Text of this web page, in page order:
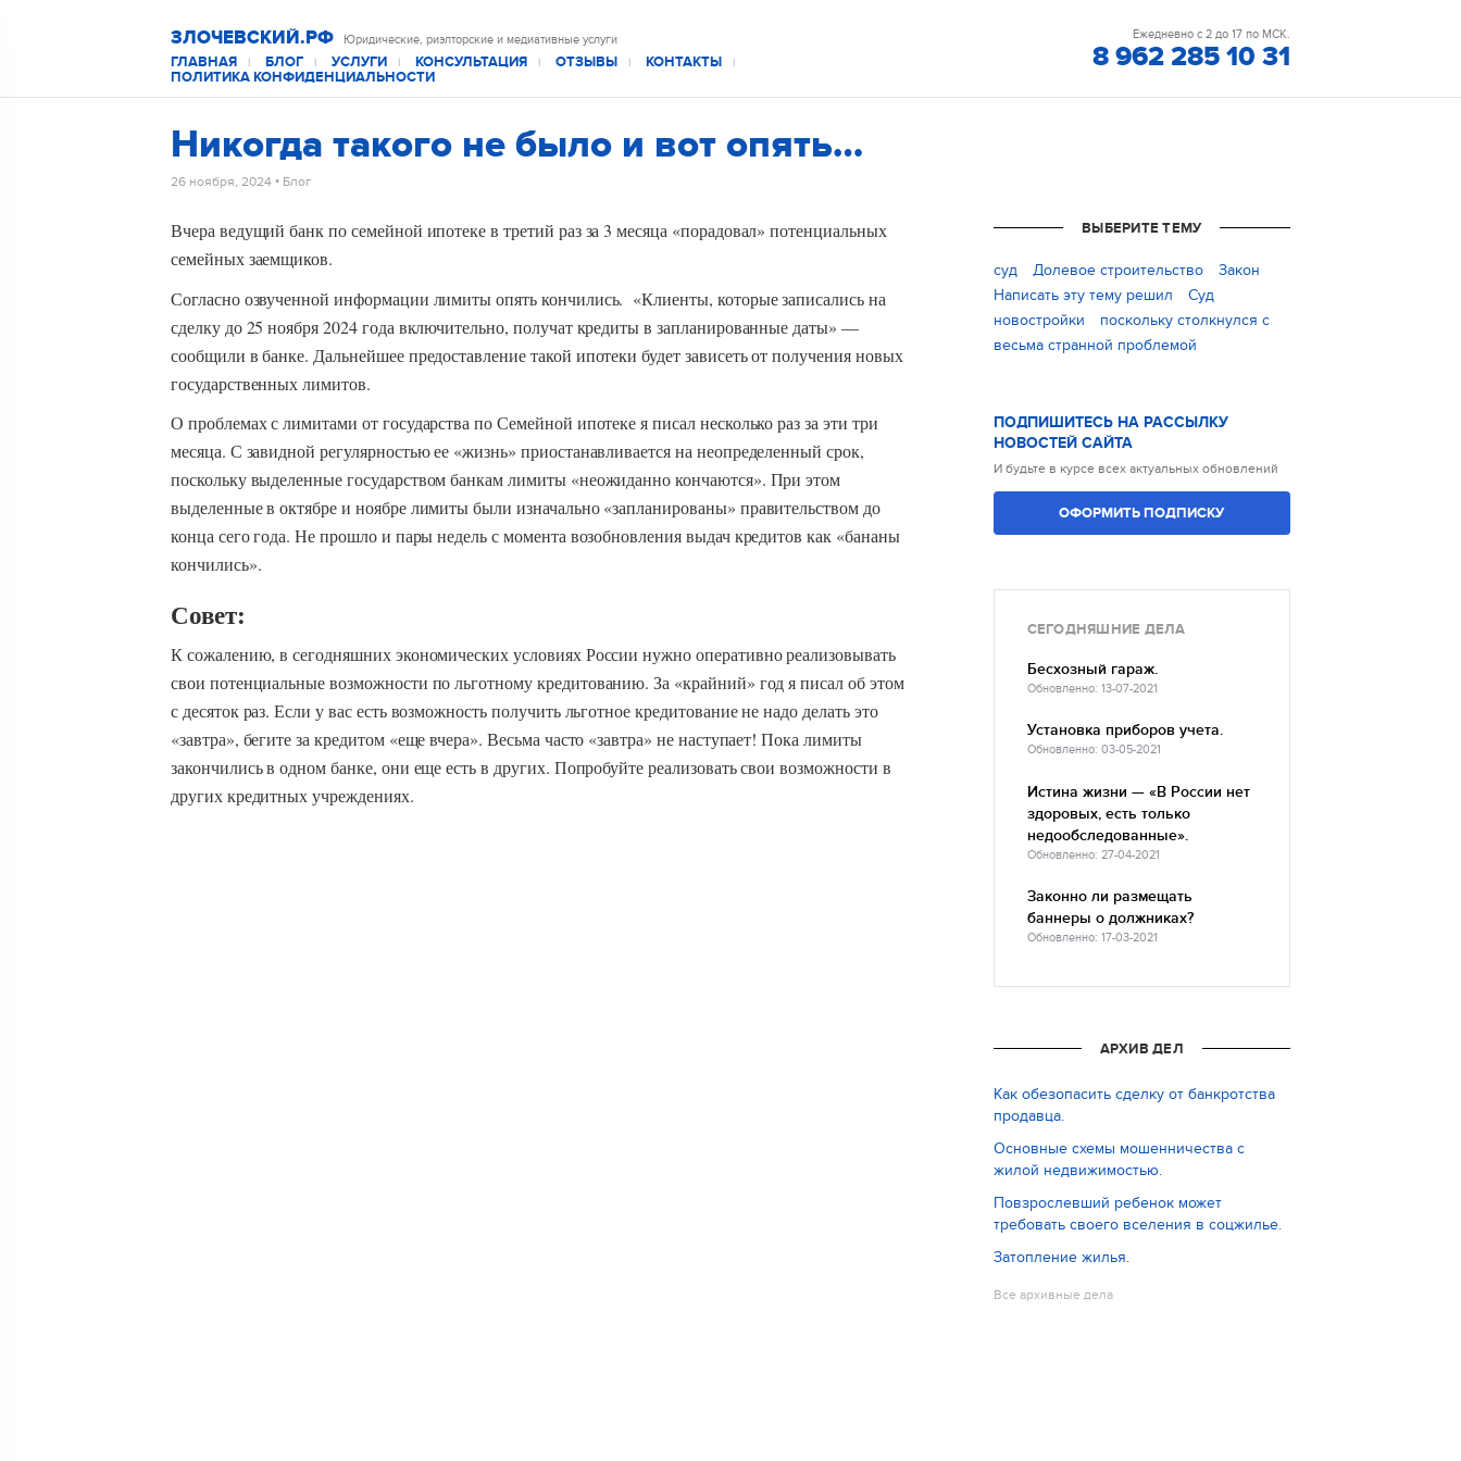
ЗЛОЧЕВСКИЙ.РФ Юридические, риэлторские и медиативные услуги
ГЛАВНАЯ | БЛОГ | УСЛУГИ | КОНСУЛЬТАЦИЯ | ОТЗЫВЫ | КОНТАКТЫ |
ПОЛИТИКА КОНФИДЕНЦИАЛЬНОСТИ
Ежедневно с 2 до 17 по МСК.
8 962 285 10 31
Никогда такого не было и вот опять…
26 ноября, 2024 • Блог
Вчера ведущий банк по семейной ипотеке в третий раз за 3 месяца «порадовал» потенциальных
семейных заемщиков.
Согласно озвученной информации лимиты опять кончились. «Клиенты, которые записались на
сделку до 25 ноября 2024 года включительно, получат кредиты в запланированные даты» —
сообщили в банке. Дальнейшее предоставление такой ипотеки будет зависеть от получения новых
государственных лимитов.
О проблемах с лимитами от государства по Семейной ипотеке я писал несколько раз за эти три
месяца. С завидной регулярностью ее «жизнь» приостанавливается на неопределенный срок,
поскольку выделенные государством банкам лимиты «неожиданно кончаются». При этом
выделенные в октябре и ноябре лимиты были изначально «запланированы» правительством до
конца сего года. Не прошло и пары недель с момента возобновления выдач кредитов как «бананы
кончились».
Совет:
К сожалению, в сегодняшних экономических условиях России нужно оперативно реализовывать
свои потенциальные возможности по льготному кредитованию. За «крайний» год я писал об этом
с десяток раз. Если у вас есть возможность получить льготное кредитование не надо делать это
«завтра», бегите за кредитом «еще вчера». Весьма часто «завтра» не наступает! Пока лимиты
закончились в одном банке, они еще есть в других. Попробуйте реализовать свои возможности в
других кредитных учреждениях.
ВЫБЕРИТЕ ТЕМУ
cуд Долевое строительство
Закон
Написать эту тему решил
Суд
новостройки
поскольку столкнулся с
весьма странной проблемой
ПОДПИШИТЕСЬ НА РАССЫЛКУ
НОВОСТЕЙ САЙТА
И будьте в курсе всех актуальных обновлений
ОФОРМИТЬ ПОДПИСКУ
СЕГОДНЯШНИЕ ДЕЛА
Бесхозный гараж.
Обновленно: 13-07-2021
Установка приборов учета.
Обновленно: 03-05-2021
Истина жизни — «В России нет
здоровых, есть только
недообследованные».
Обновленно: 27-04-2021
Законно ли размещать
баннеры о должниках?
Обновленно: 17-03-2021
АРХИВ ДЕЛ
Как обезопасить сделку от банкротства
продавца.
Основные схемы мошенничества с
жилой недвижимостью.
Повзрослевший ребенок может
требовать своего вселения в соцжилье.
Затопление жилья.
Все архивные дела